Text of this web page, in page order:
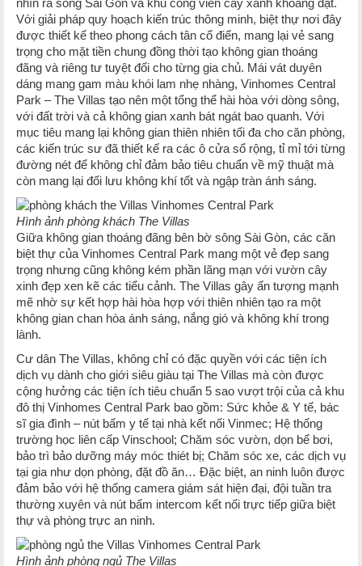
nhìn ra sông Sài Gòn và khu công viên cây xanh khoáng đạt.
Với giải pháp quy hoạch kiến trúc thông minh, biệt thự nơi đây
được thiết kế theo phong cách tân cổ điển, mang lại vẻ sang
trọng cho mặt tiền chung đồng thời tạo không gian thoáng
đãng và riêng tư tuyệt đối cho từng gia chủ. Mái vát duyên
dáng mang gam màu khói lam nhẹ nhàng, Vinhomes Central
Park – The Villas tạo nên một tổng thể hài hòa với dòng sông,
với đất trời và cả không gian xanh bát ngát bao quanh. Với
mục tiêu mang lại không gian thiên nhiên tối đa cho căn phòng,
các kiến trúc sư đã thiết kế ra các ô cửa sổ rộng, tỉ mỉ tới từng
đường nét để không chỉ đảm bảo tiêu chuẩn về mỹ thuật mà
còn mang lại đối lưu không khí tốt và ngập tràn ánh sáng.
Hình ảnh phòng khách The Villas
Giữa không gian thoáng đãng bên bờ sông Sài Gòn, các căn
biệt thự của Vinhomes Central Park mang một vẻ đẹp sang
trọng nhưng cũng không kém phần lãng mạn với vườn cây
xinh đẹp xen kẽ các tiểu cảnh. The Villas gây ấn tượng mạnh
mẽ nhờ sự kết hợp hài hòa hợp với thiên nhiên tạo ra một
không gian chan hòa ánh sáng, nắng gió và không khí trong
lành.
Cư dân The Villas, không chỉ có đặc quyền với các tiện ích
dịch vụ dành cho giới siêu giàu tại The Villas mà còn được
cộng hưởng các tiện ích tiêu chuẩn 5 sao vượt trội của cả khu
đô thị Vinhomes Central Park bao gồm: Sức khỏe & Y tế, bác
sĩ gia đình – nút bấm y tế tại nhà kết nối Vinmec; Hệ thống
trường học liên cấp Vinschool; Chăm sóc vườn, dọn bể bơi,
bảo trì bảo dưỡng máy móc thiét bị; Chăm sóc xe, các dịch vụ
tại gia như dọn phòng, đặt đồ ăn… Đặc biệt, an ninh luôn được
đảm bảo với hệ thống camera giám sát hiện đại, đội tuần tra
thường xuyên và nút bấm intercom kết nối trực tiếp giữa biệt
thự và phòng trực an ninh.
Hình ảnh phòng ngủ The Villas